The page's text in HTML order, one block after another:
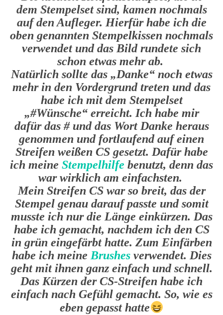
dem Stempelset sind, kamen nochmals
auf den Aufleger. Hierfür habe ich die
oben genannten Stempelkissen nochmals
verwendet und das Bild rundete sich
schon etwas mehr ab.
Natürlich sollte das „Danke“ noch etwas
mehr in den Vordergrund treten und das
habe ich mit dem Stempelset
„#Wünsche“ erreicht. Ich habe mir
dafür das # und das Wort Danke heraus
genommen und fortlaufend auf einen
Streifen weißen CS gesetzt. Dafür habe
ich meine Stempelhilfe benutzt, denn das
war wirklich am einfachsten.
Mein Streifen CS war so breit, das der
Stempel genau darauf passte und somit
musste ich nur die Länge einkürzen. Das
habe ich gemacht, nachdem ich den CS
in grün eingefärbt hatte. Zum Einfärben
habe ich meine Brushesverwendet. Dies
geht mit ihnen ganz einfach und schnell.
Das Kürzen der CS-Streifen habe ich
einfach nach Gefühl gemacht. So, wie es
eben gepasst hatte